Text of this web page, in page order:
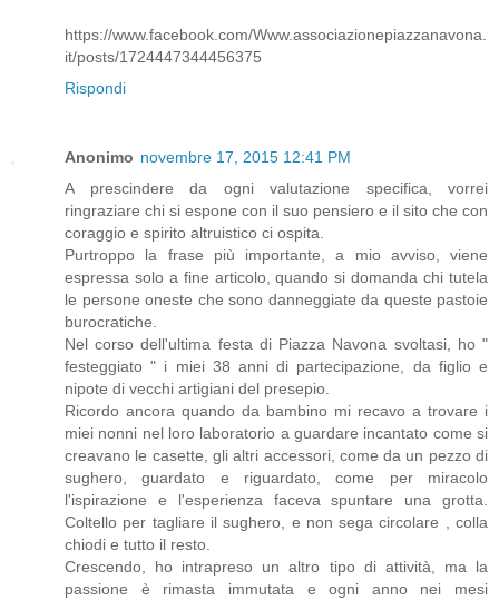
https://www.facebook.com/Www.associazionepiazzanavona.
it/posts/1724447344456375
Rispondi
Anonimo novembre 17, 2015 12:41 PM
A prescindere da ogni valutazione specifica, vorrei
ringraziare chi si espone con il suo pensiero e il sito che con
coraggio e spirito altruistico ci ospita.
Purtroppo la frase più importante, a mio avviso, viene
espressa solo a fine articolo, quando si domanda chi tutela
le persone oneste che sono danneggiate da queste pastoie
burocratiche.
Nel corso dell'ultima festa di Piazza Navona svoltasi, ho "
festeggiato " i miei 38 anni di partecipazione, da figlio e
nipote di vecchi artigiani del presepio.
Ricordo ancora quando da bambino mi recavo a trovare i
miei nonni nel loro laboratorio a guardare incantato come si
creavano le casette, gli altri accessori, come da un pezzo di
sughero, guardato e riguardato, come per miracolo
l'ispirazione e l'esperienza faceva spuntare una grotta.
Coltello per tagliare il sughero, e non sega circolare , colla
chiodi e tutto il resto.
Crescendo, ho intrapreso un altro tipo di attività, ma la
passione è rimasta immutata e ogni anno nei mesi